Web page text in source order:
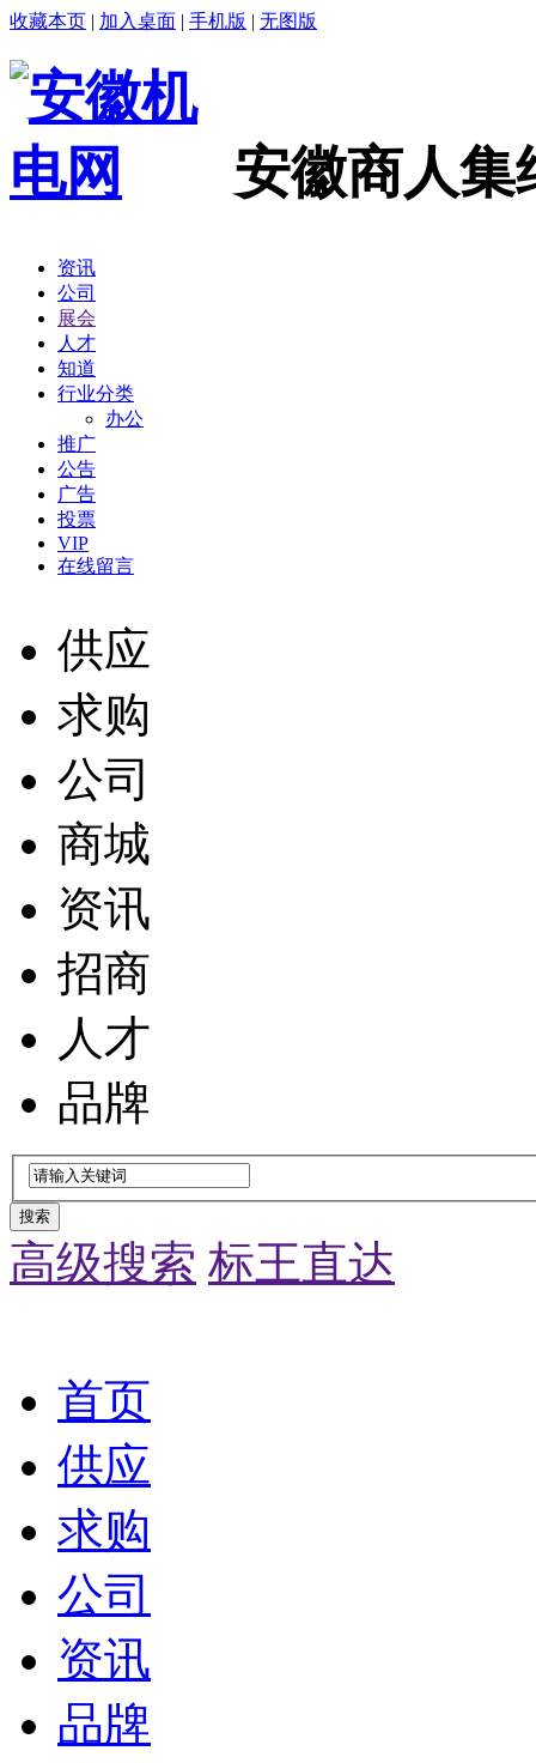
收藏本页 | 加入桌面 | 手机版 | 无图版
安徽商人集
资讯
公司
展会
人才
知道
行业分类
办公
推广
公告
广告
投票
VIP
在线留言
供应
求购
公司
商城
资讯
招商
人才
品牌
搜索
高级搜索 标王直达
首页
供应
求购
公司
资讯
品牌